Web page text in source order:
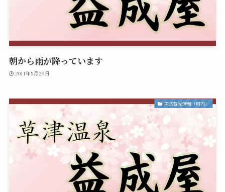
朝から雨が降っています
2011年5月29日
周辺観光情報（町内）